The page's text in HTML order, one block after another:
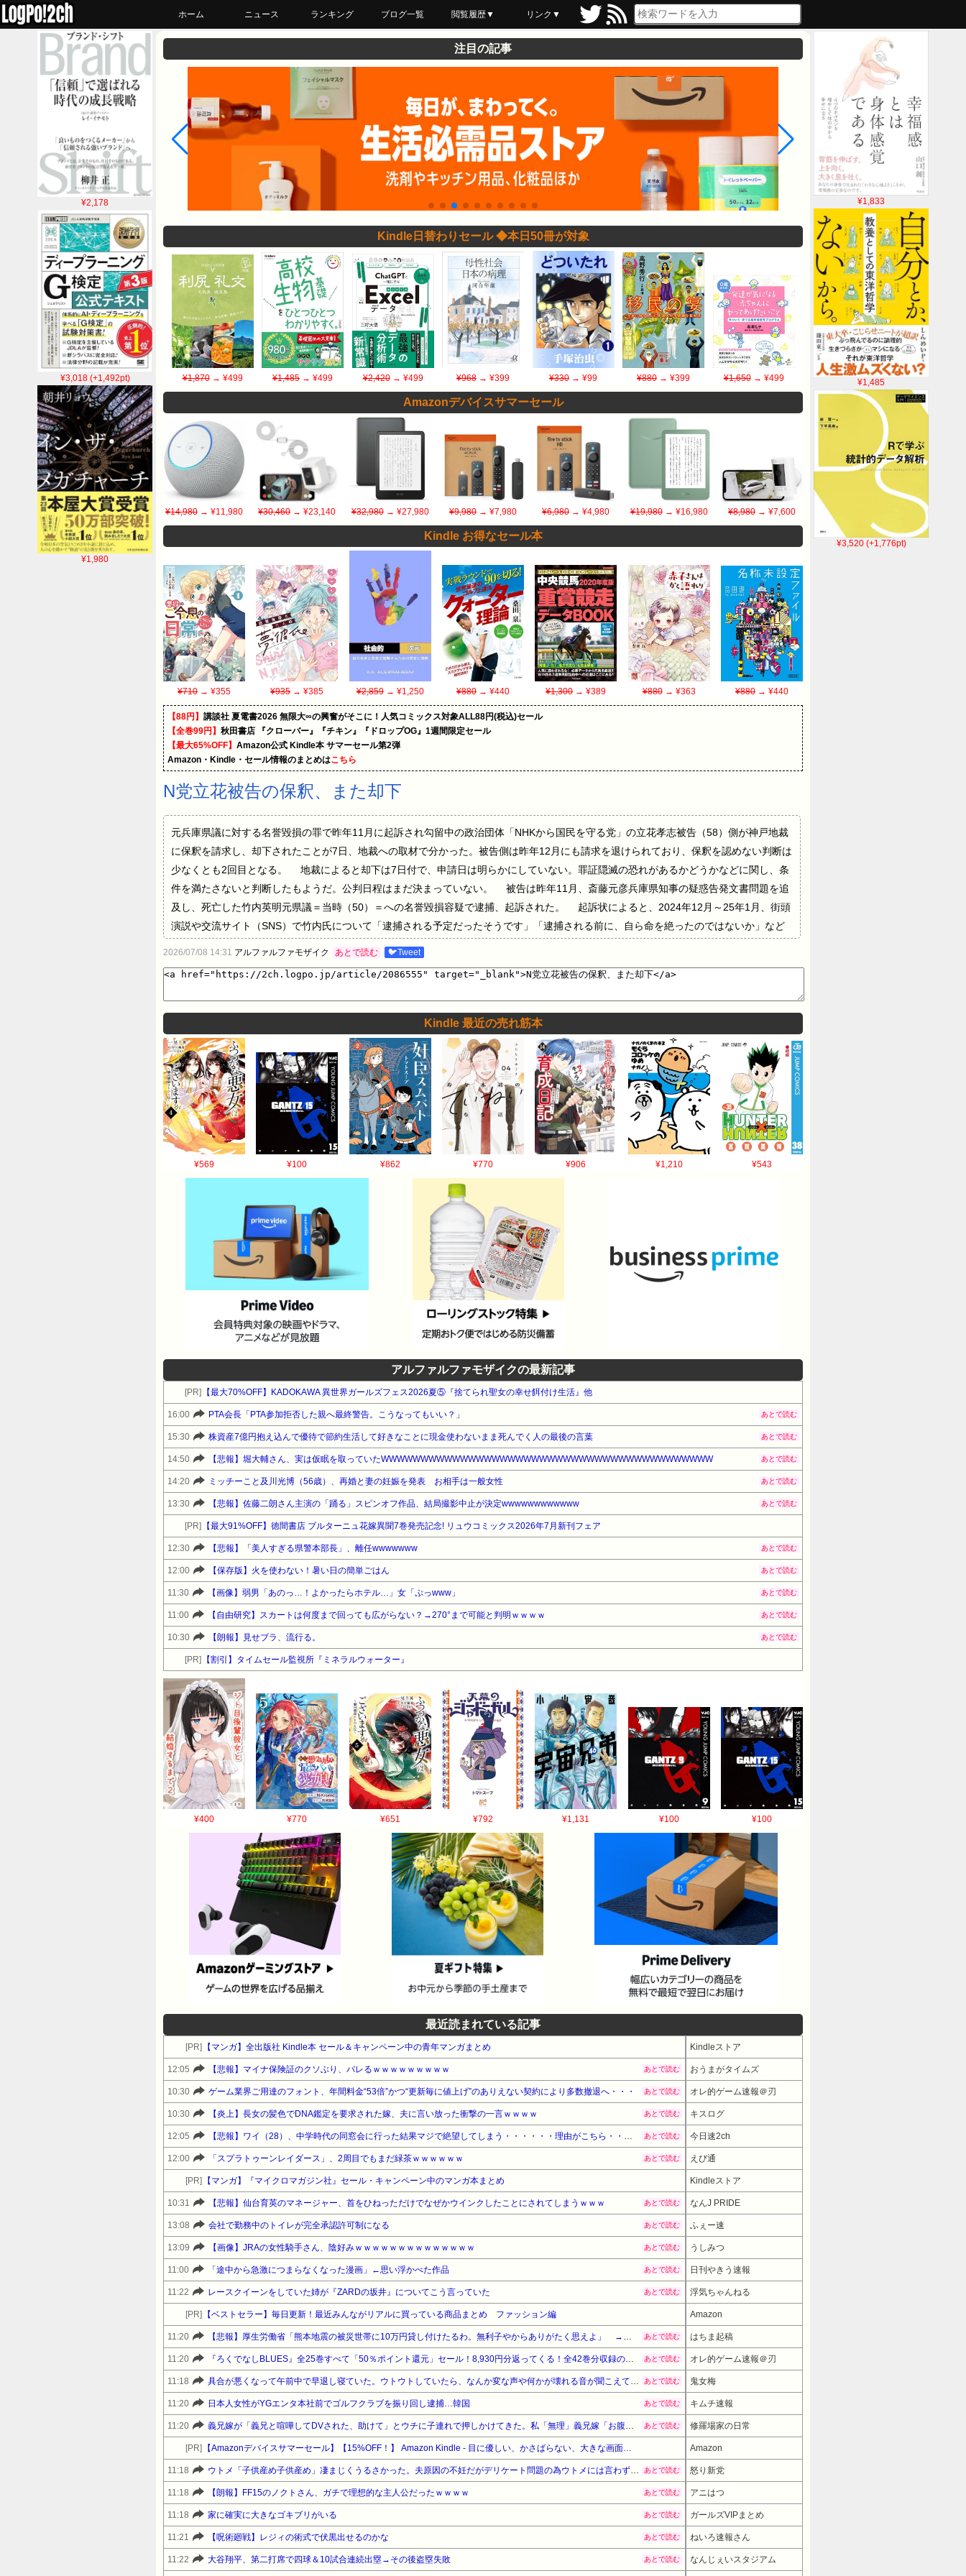
ホーム ニュース ランキング ブログ一覧 閲覧履歴▼
最近読んだ
あとで読む
ブックマーク
リンク▼
¥1,833
¥1,485
¥3,520 (+1,776pt)
¥2,178
¥3,018 (+1,492pt)
¥1,980
注目の記事
Kindle日替わりセール ◆本日50冊が対象
¥1,870→ ¥499 ¥1,485 → ¥499 ¥2,420→ ¥499 ¥968 → ¥399 ¥330 → ¥99 ¥880 → ¥399 ¥1,650→ ¥499
Amazonデバイスサマーセール
¥14,980 → ¥11,980 ¥30,460→ ¥23,140 ¥32,980→ ¥27,980 ¥9,980→ ¥7,980 ¥6,980→ ¥4,980 ¥19,980→ ¥16,980 ¥8,980→ ¥7,600
Kindle お得なセール本
¥710 → ¥355 ¥935→ ¥385 ¥2,859→ ¥1,250 ¥880→ ¥440 ¥1,300→ ¥389 ¥880→ ¥363 ¥880→ ¥440
【88円】 講談社 夏電書2026 無限大∞の興奮がそこに！人気コミックス対象ALL88円(税込)セール
【全巻99円】 秋田書店 『クローバー』『チキン』『ドロップOG』1週間限定セール
【最大65%OFF】 Amazon公式 Kindle本 サマーセール第2弾
Amazon・Kindle・セール情報のまとめはこちら
N党立花被告の保釈、また却下
元兵庫県議に対する名誉毀損の罪で昨年11月に起訴され勾留中の政治団体「NHKから国民を守る党」の立花孝志被告（58）側が神戸地裁
に保釈を請求し、却下されたことが7日、地裁への取材で分かった。被告側は昨年12月にも請求を退けられており、保釈を認めない判断は
少なくとも2回目となる。 地裁によると却下は7日付で、申請日は明らかにしていない。罪証隠滅の恐れがあるかどうかなどに関し、条
件を満たさないと判断したもようだ。公判日程はまだ決まっていない。 被告は昨年11月、斎藤元彦兵庫県知事の疑惑告発文書問題を追
及し、死亡した竹内英明元県議＝当時（50）＝への名誉毀損容疑で逮捕、起訴された。 起訴状によると、2024年12月～25年1月、街頭
演説や交流サイト（SNS）で竹内氏について「逮捕される予定だったそうです」「逮捕される前に、自ら命を絶ったのではないか」など
と虚偽の情報を発信し、名誉を傷つけたとしている。 ※詳しくは下記リンクより 関連記事 立花孝志さん、拘置所内では数独に夢中「1日
像】漫画家さん「Bカップの女の子？まあこんなもんやろ」 【朗報】グラビアアイドルさん(20)「令和のリアディゾンです」 【画像】JD
の時の佳子さまwwwwwwwwwwwwwwwwww…
2026/07/08 14:31 アルファルファモザイク あとで読む 🐦Tweet
Kindle 最近の売れ筋本
¥569 ¥100 ¥862 ¥770 ¥906 ¥1,210 ¥543
アルファルファモザイクの最新記事
[PR] 【最大70%OFF】KADOKAWA 異世界ガールズフェス2026夏⑤『捨てられ聖女の幸せ餌付け生活』他
16:00 PTA会長「PTA参加拒否した親へ最終警告。こうなってもいい？」 あとで読む
15:30 株資産7億円抱え込んで優待で節約生活して好きなことに現金使わないまま死んでく人の最後の言葉 あとで読む
14:50 【悲報】堀大輔さん、実は仮眠を取っていたWWWWWWWWWWWWWWWWWWWWWWWWWWWWWWWWWWWWWWWWWW あとで読む
14:20 ミッチーこと及川光博（56歳）、再婚と妻の妊娠を発表 お相手は一般女性 あとで読む
13:30 【悲報】佐藤二朗さん主演の「踊る」スピンオフ作品、結局撮影中止が決定wwwwwwwwwwww あとで読む
[PR] 【最大91%OFF】徳間書店 ブルターニュ花嫁異聞7巻発売記念! リュウコミックス2026年7月新刊フェア
12:30 【悲報】「美人すぎる県警本部長」、離任wwwwwww あとで読む
12:00 【保存版】火を使わない！暑い日の簡単ごはん あとで読む
11:30 【画像】弱男「あのっ…！よかったらホテル…」女「ぷっwww」 あとで読む
11:00 【自由研究】スカートは何度まで回っても広がらない？→270°まで可能と判明ｗｗｗｗ あとで読む
10:30 【朗報】見せブラ、流行る。 あとで読む
[PR] 【割引】タイムセール監視所『ミネラルウォーター』
¥400 ¥770 ¥651 ¥792 ¥1,131 ¥100 ¥100
最近読まれている記事
[PR] 【マンガ】全出版社 Kindle本 セール＆キャンペーン中の青年マンガまとめ Kindleストア
12:05 【悲報】マイナ保険証のクソぶり、バレるｗｗｗｗｗｗｗｗｗ あとで読む おうまがタイムズ
10:30 ゲーム業界ご用達のフォント、年間料金“53倍”かつ“更新毎に値上げ”のありえない契約により多数撤退へ・・・ あとで読む オレ的ゲーム速報＠刃
10:30 【炎上】長女の髪色でDNA鑑定を要求された嫁、夫に言い放った衝撃の一言ｗｗｗｗ あとで読む キスログ
12:05 【悲報】ワイ（28）、中学時代の同窓会に行った結果マジで絶望してしまう・・・・・・理由がこちら・・・・・・ あとで読む 今日速2ch
12:00 「スプラトゥーンレイダース」、2周目でもまだ緑茶ｗｗｗｗｗｗ あとで読む えび通
[PR] 【マンガ】『マイクロマガジン社』セール・キャンペーン中のマンガ本まとめ Kindleストア
10:31 【悲報】仙台育英のマネージャー、首をひねっただけでなぜかウインクしたことにされてしまうｗｗｗ あとで読む なんJ PRIDE
13:08 会社で勤務中のトイレが完全承認許可制になる あとで読む ふぇー速
13:09 【画像】JRAの女性騎手さん、陰好みｗｗｗｗｗｗｗｗｗｗｗｗｗｗ あとで読む うしみつ
11:00 「途中から急激につまらなくなった漫画」←思い浮かべた作品 あとで読む 日刊やきう速報
11:22 レースクイーンをしていた姉が『ZARDの坂井』についてこう言っていた あとで読む 浮気ちゃんねる
[PR] 【ベストセラー】毎日更新！最近みんながリアルに買っている商品まとめ ファッション編 Amazon
11:20 【悲報】厚生労働省「熊本地震の被災世帯に10万円貸し付けたるわ。無利子やからありがたく思えよ」 → セコすぎて大炎上！「何のための税金だ！過去最高税収なのに」 あとで読む はちま起稿
11:20 『ろくでなしBLUES』全25巻すべて「50％ポイント還元」セール！8,930円分返ってくる！全42巻分収録の文庫版！ヤンキー漫画の頂点！ジャンプ黄金期の伝説的な傑作 あとで読む オレ的ゲーム速報＠刃
11:18 具合が悪くなって午前中で早退し寝ていた。ウトウトしていたら、なんか変な声や何かが壊れる音が聞こえて、なんだろう？と思ってベッドから出て窓の外を見た… あとで読む 鬼女梅
11:20 日本人女性がYGエンタ本社前でゴルフクラブを振り回し逮捕…韓国 あとで読む キムチ速報
11:20 義兄嫁が「義兄と喧嘩してDVされた、助けて」とウチに子連れで押しかけてきた。私「無理」義兄嫁「お腹痛い…苦しい…」私「はぁ」→交番に電話したら、甘いことを言われ… あとで読む 修羅場家の日常
[PR] 【Amazonデバイスサマーセール】【15%OFF！】 Amazon Kindle - 目に優しい、かさばらない、大きな画面で読みやすい、6週間持続バッテリー、6インチディスプレイ電子書籍リーダー、マッチャ、16GB、広告なし Amazon
11:18 ウトメ「子供産め子供産め」凄まじくうるさかった。夫原因の不妊だがデリケート問題の為ウトメには言わず、私が耐えてたらいいかと思っていたが… あとで読む 怒り新党
11:18 【朗報】FF15のノクトさん、ガチで理想的な主人公だったｗｗｗｗ あとで読む アニはつ
11:18 家に確実に大きなゴキブリがいる あとで読む ガールズVIPまとめ
11:21 【呪術廻戦】レジィの術式で伏黒出せるのかな あとで読む ねいろ速報さん
11:22 大谷翔平、第二打席で四球＆10試合連続出塁→その後盗塁失敗 あとで読む なんじぇいスタジアム